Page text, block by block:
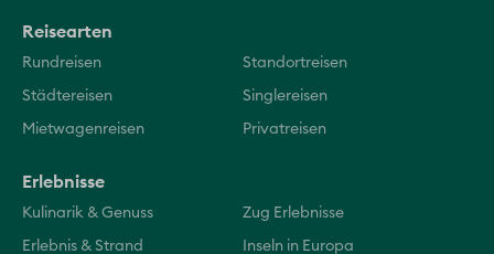
Reisearten
Rundreisen Standortreisen
Städtereisen Singlereisen
Mietwagenreisen Privatreisen
Erlebnisse
Kulinarik & Genuss Zug Erlebnisse
Erlebnis & Strand Inseln in Europa